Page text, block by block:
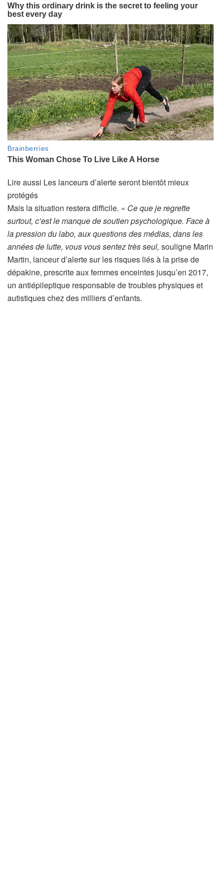
Lire aussi A
t
i
c
l
e
r
é
s
Les lanceurs d’alerte seront bientôt mieux
protégés
Mais la situation restera difficile. « Ce que je regrette
surtout, c’est le manque de soutien psychologique. Face à
la pression du labo, aux questions des médias, dans les
années de lutte, vous vous sentez très seul, souligne Marin
Martin, lanceur d’alerte sur les risques liés à la prise de
dépakine, prescrite aux femmes enceintes jusqu’en 2017,
un antiépileptique responsable de troubles physiques et
autistiques chez des milliers d’enfants.